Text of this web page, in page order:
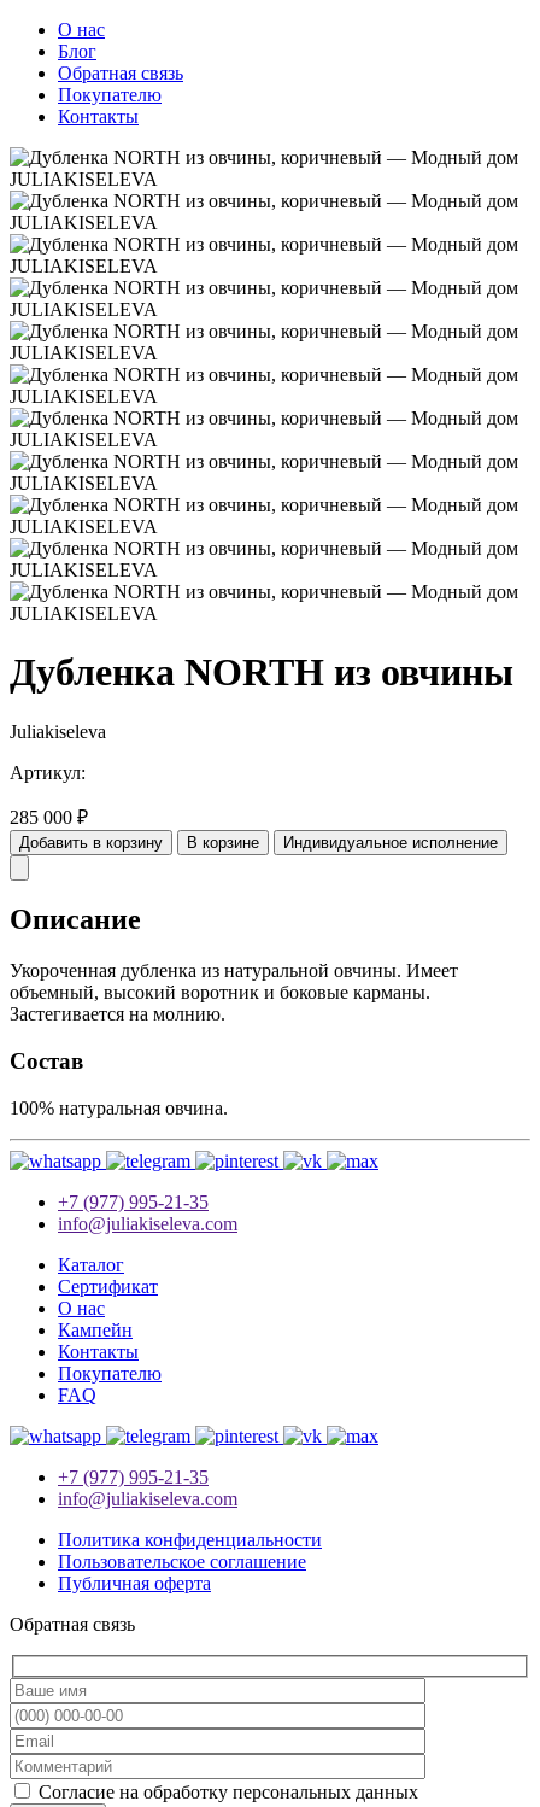
О нас
Блог
Обратная связь
Покупателю
Контакты
Дубленка NORTH из овчины
Juliakiseleva
Артикул:
285 000 ₽
Добавить в корзину В корзине Индивидуальное исполнение
Описание
Укороченная дубленка из натуральной овчины. Имеет
объемный, высокий воротник и боковые карманы.
Застегивается на молнию.
Состав
100% натуральная овчина.
+7 (977) 995-21-35
info@juliakiseleva.com
Каталог
Сертификат
О нас
Кампейн
Контакты
Покупателю
FAQ
+7 (977) 995-21-35
info@juliakiseleva.com
Политика конфиденциальности
Пользовательское соглашение
Публичная оферта
Обратная связь
Согласие на обработку персональных данных